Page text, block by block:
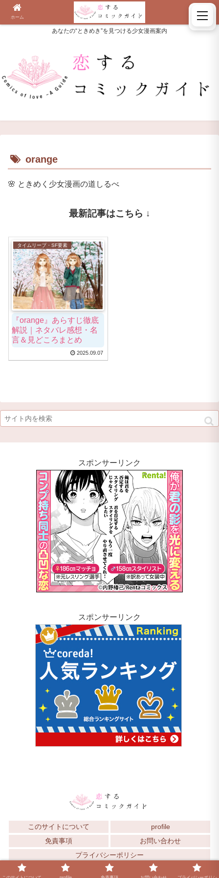
あなたの“ときめき”を見つける少女漫画案内
orange
🌸 ときめく少女漫画の道しるべ
最新記事はこちら ↓
タイムリープ・SF要素
『orange』あらすじ徹底
解説｜ネタバレ感想・名
言＆見どころまとめ
2025.09.07
スポンサーリンク
スポンサーリンク
このサイトについて
profile
免責事項
お問い合わせ
プライバシーポリシー
© 2025 恋するコミックガイド.
ホーム 検索